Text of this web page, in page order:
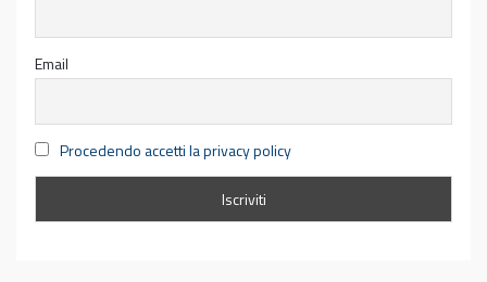
Email
Procedendo accetti la privacy policy